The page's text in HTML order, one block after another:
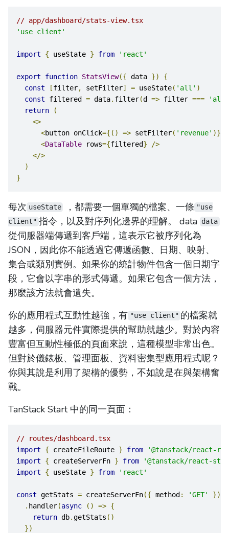
// app/dashboard/stats-view.tsx
'use client'
import { useState } from 'react'
export function StatsView({ data })
{
const
[filter, setFilter] = useState( 'all' )
const filtered = data. filter(d => filter ===
'all'
return
(
<>
<button onClick={() => setFilter( 'revenue' )}>
<DataTable rows={filtered}
/>
</>
)
}
每次 useState ，都需要一個單獨的檔案、一條 "use
client" 指令，以及對序列化邊界的理解。 data data
從伺服器端傳遞到客戶端，這表示它被序列化為
JSON，因此你不能透過它傳遞函數、日期、映射、
集合或類別實例。如果你的統計物件包含一個日期字
段，它會以字串的形式傳遞。如果它包含一個方法，
那麼該方法就會遺失。
你的應用程式互動性越強，有 "use client" 的檔案就
越多，伺服器元件實際提供的幫助就越少。對於內容
豐富但互動性極低的頁面來說，這種模型非常出色。
但對於儀錶板、管理面板、資料密集型應用程式呢？
你與其說是利用了架構的優勢，不如說是在與架構奮
戰。
TanStack Start 中的同一頁面：
// routes/dashboard.tsx
import
{ createFileRoute } from
'@tanstack/react-
import
{ createServerFn } from
'@tanstack/react-
import
{ useState } from 'react'
const getStats = createServerFn({ method: 'GET'
})
. handler(async () => {
return db.getStats ()
})